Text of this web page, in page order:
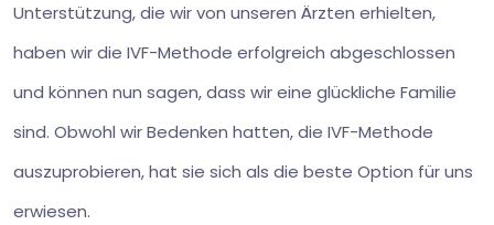
Unterstützung, die wir von unseren Ärzten erhielten,
haben wir die IVF-Methode erfolgreich abgeschlossen
und können nun sagen, dass wir eine glückliche Familie
sind. Obwohl wir Bedenken hatten, die IVF-Methode
auszuprobieren, hat sie sich als die beste Option für uns
erwiesen.